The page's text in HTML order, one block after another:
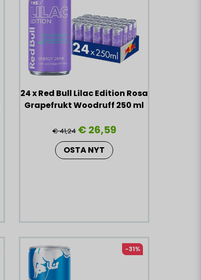
24 x Red Bull Lilac Edition Rosa
Grapefrukt Woodruff 250 ml
€ 41,24 € 26,59
OSTA NYT
-31%